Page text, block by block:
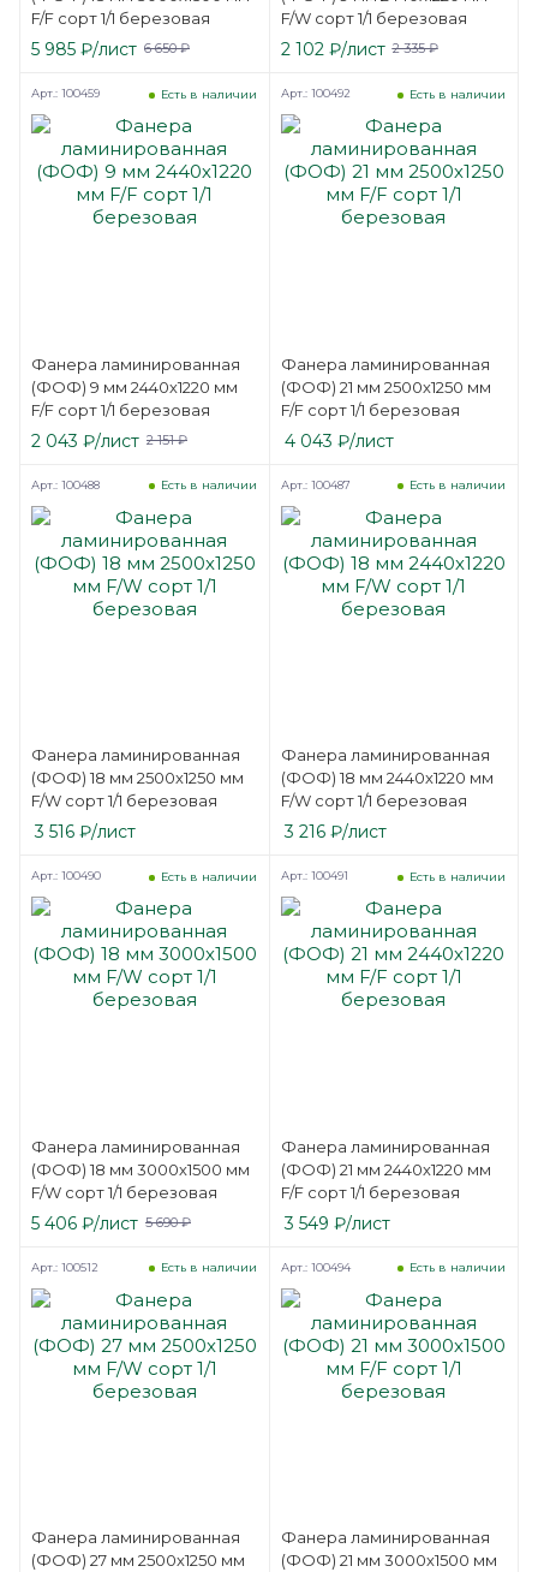
F/F сорт 1/1 березовая
5 985 ₽/лист 6 650₽
F/W сорт 1/1 березовая
2 102₽/лист 2 335₽
Фанера ламинированная
(ФОФ) 9 мм 2440х1220 мм
F/F сорт 1/1 березовая
Есть в наличии
Арт.: 100459
2 043 ₽/лист 2 151₽
Фанера ламинированная
(ФОФ) 21 мм 2500х1250 мм
F/F сорт 1/1 березовая
Есть в наличии
Арт.: 100492
4 043 ₽/лист
Фанера ламинированная
(ФОФ) 18 мм 2500х1250 мм
F/W сорт 1/1 березовая
Есть в наличии
Арт.: 100488
3 516 ₽/лист
Фанера ламинированная
(ФОФ) 18 мм 2440х1220 мм
F/W сорт 1/1 березовая
Есть в наличии
Арт.: 100487
3 216₽/лист
Фанера ламинированная
(ФОФ) 18 мм 3000х1500 мм
F/W сорт 1/1 березовая
Есть в наличии
Арт.: 100490
5 406 ₽/лист 5 690₽
Фанера ламинированная
(ФОФ) 21 мм 2440х1220 мм
F/F сорт 1/1 березовая
Есть в наличии
Арт.: 100491
3 549 ₽/лист
Фанера ламинированная
(ФОФ) 27 мм 2500х1250 мм
Есть в наличии
Арт.: 100512
Фанера ламинированная
(ФОФ) 21 мм 3000х1500 мм
Есть в наличии
Арт.: 100494